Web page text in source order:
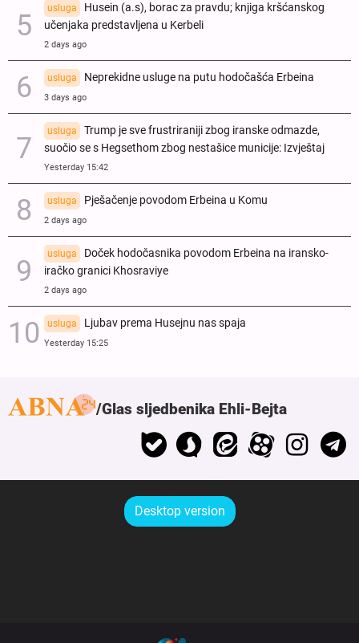
usluga
Husein (a.s), borac za pravdu; knjiga kršćanskog
učenjaka predstavljena u Kerbeli
2 days ago
usluga Neprekidne usluge na putu hodočašća Erbeina
3 days ago
usluga
Trump je sve frustriraniji zbog iranske odmazde,
suočio se s Hegsethom zbog nestašice municije: Izvještaj
Yesterday 15:42
usluga Pješačenje povodom Erbeina u Komu
2 days ago
usluga
Doček hodočasnika povodom Erbeina na iransko-
iračko granici Khosraviye
2 days ago
usluga Ljubav prema Husejnu nas spaja
Yesterday 15:25
Glas sljedbenika Ehli-Bejta
Desktop version